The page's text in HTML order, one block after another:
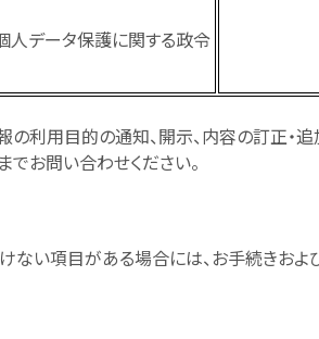
人データ保護に関する政令
利用目的の通知、開示、内容の訂正・
でお問い合わせください。
い項目がある場合には、お手続きお